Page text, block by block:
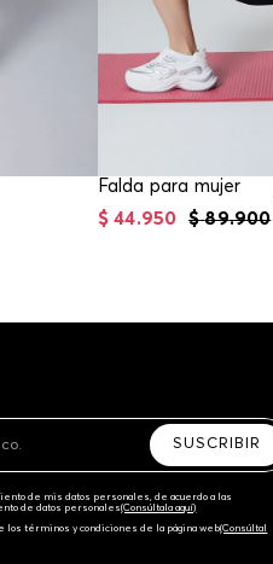
Falda para mujer
$ 89.900
$ 44.950
SUSCRIBIR
de mis datos personales, de acuerdo a las
de datos personales‎(Consúltala aquí)
los términos y condiciones de la página web‎(Consúltal